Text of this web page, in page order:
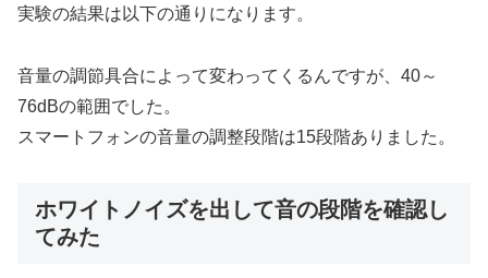
実験の結果は以下の通りになります。
音量の調節具合によって変わってくるんですが、40～
76dBの範囲でした。
スマートフォンの音量の調整段階は15段階ありました。
ホワイトノイズを出して音の段階を確認し
てみた